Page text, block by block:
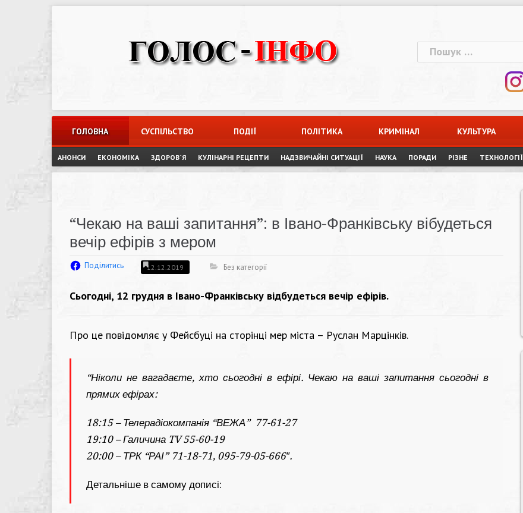
Пошук:
ГОЛОВНА СУСПІЛЬСТВО ПОДІЇ ПОЛІТИКА КРИМІНАЛ КУЛЬТУРА
АНОНСИ ЕКОНОМІКА ЗДОРОВ`Я КУЛІНАРНІ РЕЦЕПТИ НАДЗВИЧАЙНІ СИТУАЦІЇ НАУКА ПОРАДИ РІЗНЕ ТЕХНОЛОГІЇ
“Чекаю на ваші запитання”: в Івано-Франківську вібудеться
вечір ефірів з мером
Поділитись 12.12.2019 Без категорії
Сьогодні, 12 грудня в Івано-Франківську відбудеться вечір ефірів.
Про це повідомляє у Фейсбуці на сторінці мер міста – Руслан Марцінків.
“Ніколи не вагадаєте, хто сьогодні в ефірі. Чекаю на ваші запитання сьогодні в
прямих ефірах:
18:15 – Телерадіокомпанія “ВЕЖА” 77-61-27
19:10 – Галичина TV 55-60-19
20:00 – ТРК “РАІ” 71-18-71, 095-79-05-666″.
Детальніше в самому дописі: